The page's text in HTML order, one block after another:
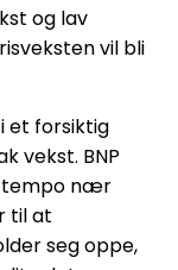
og lav
vil bli
et forsiktig
vekst. BNP
tempo nær
til at
seg oppe,